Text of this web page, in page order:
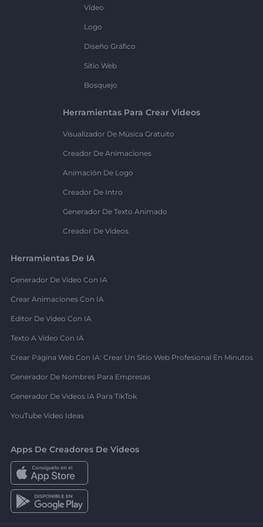
Vídeo
Logo
Diseño Gráfico
Sitio Web
Bosquejo
Herramientas Para Crear Videos
Visualizador De Música Gratuito
Creador De Animaciones
Animación De Logo
Creador De Intro
Generador De Texto Animado
Creador De Videos
Herramientas De IA
Generador De Video Con IA
Crear Animaciones Con IA
Editor De Video Con IA
Texto A Video Con IA
Crear Página Web Con IA: Crear Un Sitio Web Profesional En Minutos
Generador De Nombres Para Empresas
Generador De Videos IA Para TikTok
YouTube Video Ideas
Apps De Creadores De Videos